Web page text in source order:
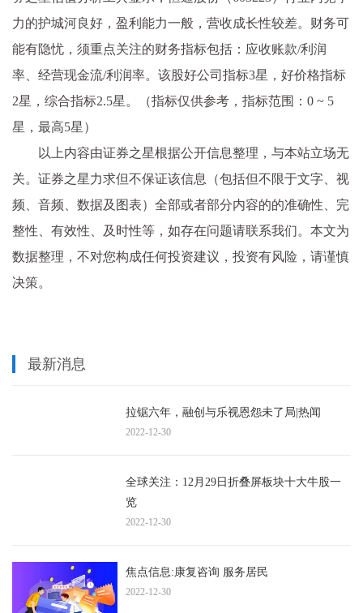
力的护城河良好，盈利能力一般，营收成长性较差。财务可
能有隐忧，须重点关注的财务指标包括：应收账款/利润
率、经营现金流/利润率。该股好公司指标3星，好价格指标
2星，综合指标2.5星。（指标仅供参考，指标范围：0 ~ 5
星，最高5星）
以上内容由证券之星根据公开信息整理，与本站立场无
关。证券之星力求但不保证该信息（包括但不限于文字、视
频、音频、数据及图表）全部或者部分内容的的准确性、完
整性、有效性、及时性等，如存在问题请联系我们。本文为
数据整理，不对您构成任何投资建议，投资有风险，请谨慎
决策。
最新消息
拉锯六年，融创与乐视恩怨未了局|热闻
2022-12-30
全球关注：12月29日折叠屏板块十大牛股一
览
2022-12-30
焦点信息:康复咨询 服务居民
2022-12-30